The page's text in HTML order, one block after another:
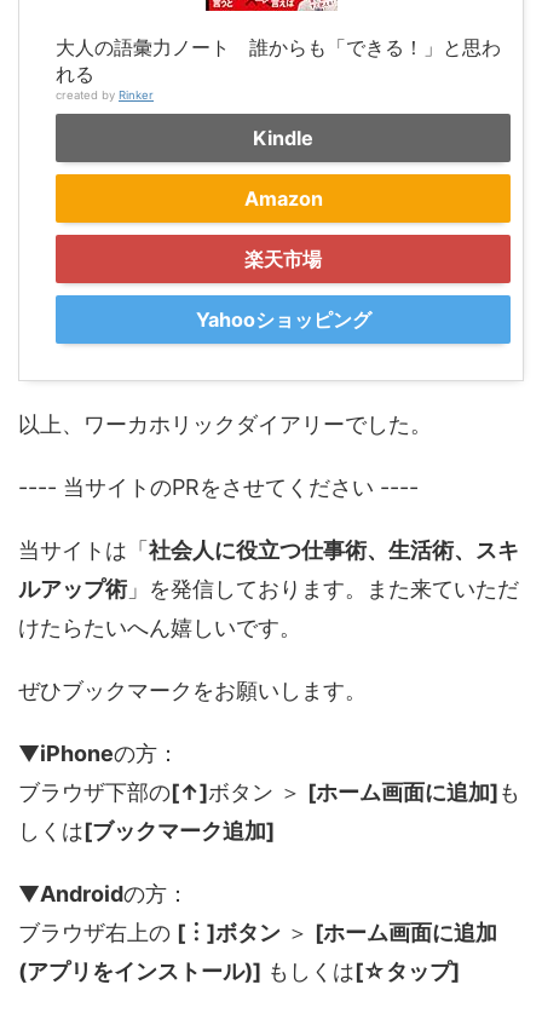
大人の語彙力ノート 誰からも「できる！」と思わ
れる
created by Rinker
Kindle
Amazon
楽天市場
Yahooショッピング
以上、ワーカホリックダイアリーでした。
---- 当サイトのPRをさせてください ----
当サイトは「社会人に役立つ仕事術、生活術、スキ
ルアップ術」を発信しております。また来ていただ
けたらたいへん嬉しいです。
ぜひブックマークをお願いします。
▼iPhoneの方：
ブラウザ下部の[↑]ボタン ＞ [ホーム画面に追加]も
しくは[ブックマーク追加]
▼Androidの方：
ブラウザ右上の [︙]ボタン ＞ [ホーム画面に追加
(アプリをインストール)] もしくは[☆タップ]